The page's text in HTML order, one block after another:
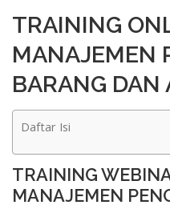
TRAINING
MANAJEMEN
BARANG DAN
Daftar Isi
TRAINING
MANAJEMEN